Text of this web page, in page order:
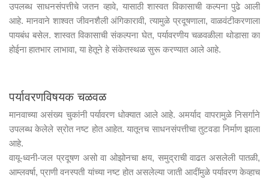
उपलब्ध साधनसंपत्तीचे जतन व्हावे, यासाठी शास्वत विकासाची कल्पना पुढे आली
आहे. मानवाने शाश्वत जीवनशैली अंगिकारावी, त्यामुळे प्रदूषणाला, वाळवंटीकरणाला
पायबंध बसेल. शास्वत विकासाची संकल्पना घेत, पर्यावरणीय चळवळीला थोडासा का
होईना हातभार लाभावा, या हेतूने हे संकेतस्थळ सुरू करण्यात आले आहे.
पर्यावरणविषयक चळवळ
मानवाच्या असंख्य चुकांनी पर्यावरण धोक्यात आले आहे. अमर्याद वापरामुळे निसर्गाने
उपलब्ध केलेले स्रोत नष्ट होत आहेत. यातूनच साधनसंपत्तीचा तुटवडा निर्माण झाला
आहे.
वायू-ध्वनी-जल प्रदूषण असो वा ओझोनचा क्षय, समुद्राची वाढत असलेली पातळी,
आम्लवर्षा, प्राणी वनस्पती यांच्या नष्ट होत असलेल्या जाती आदींमुळे पर्यावरण केव्हाच